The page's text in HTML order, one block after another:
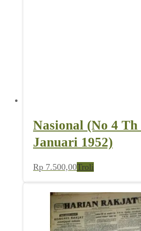
Nasional (No 4
Januari 1952)
Rp 7.500,00Troli